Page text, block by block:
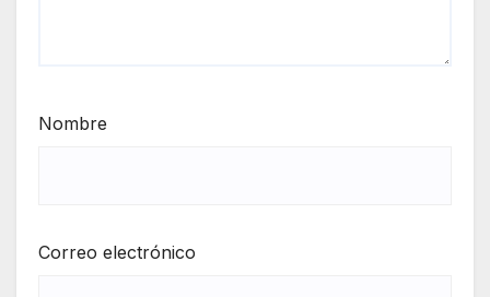
Nombre
Correo electrónico